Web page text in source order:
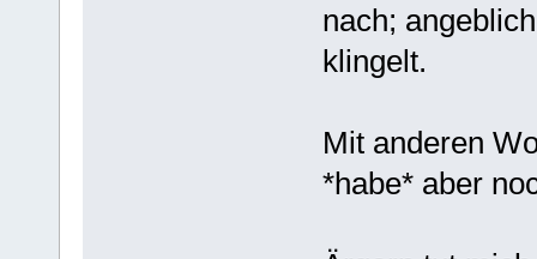
nach;
klingelt.
Mit anderen
*habe* aber